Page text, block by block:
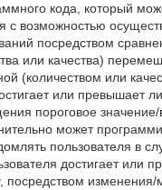
кода, который
с возможностью
посредством
или качества)
(количеством или
или превышает
пороговое значение/
может
пользователя в
достигает или
посредством